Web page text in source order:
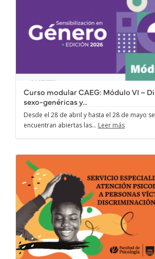
Curso modular CAEG: Módulo VI –
sexo-genéricas y...
Desde el 28 de abril y hasta el 28 de mayo
encuentran abiertas las... Leer más